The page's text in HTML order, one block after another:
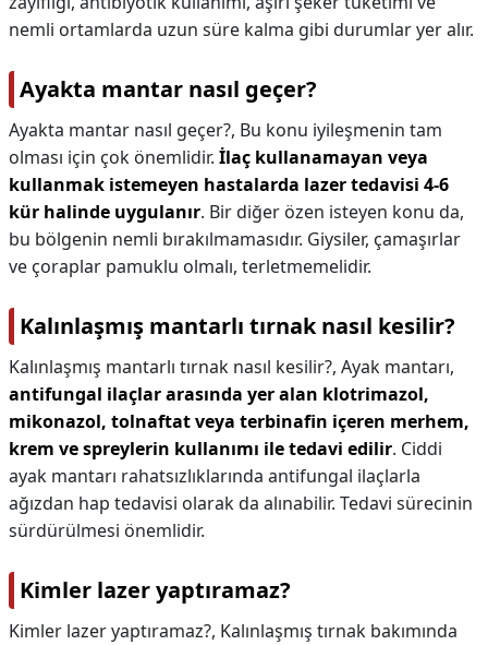
nemli ortamlarda uzun süre kalma gibi durumlar yer alır.
Ayakta mantar nasıl geçer?
Ayakta mantar nasıl geçer?, Bu konu iyileşmenin tam
olması için çok önemlidir. İlaç kullanamayan veya
kullanmak istemeyen hastalarda lazer tedavisi 4-6
kür halinde uygulanır. Bir diğer özen isteyen konu da,
bu bölgenin nemli bırakılmamasıdır. Giysiler, çamaşırlar
ve çoraplar pamuklu olmalı, terletmemelidir.
Kalınlaşmış mantarlı tırnak nasıl kesilir?
Kalınlaşmış mantarlı tırnak nasıl kesilir?, Ayak mantarı,
antifungal ilaçlar arasında yer alan klotrimazol,
mikonazol, tolnaftat veya terbinafin içeren merhem,
krem ve spreylerin kullanımı ile tedavi edilir. Ciddi
ayak mantarı rahatsızlıklarında antifungal ilaçlarla
ağızdan hap tedavisi olarak da alınabilir. Tedavi sürecinin
sürdürülmesi önemlidir.
Kimler lazer yaptıramaz?
Kimler lazer yaptıramaz?, Kalınlaşmış tırnak bakımında